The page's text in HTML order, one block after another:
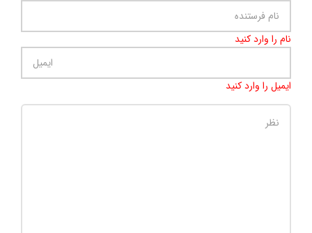
نام را وارد کنید
ایمیل را وارد کنید